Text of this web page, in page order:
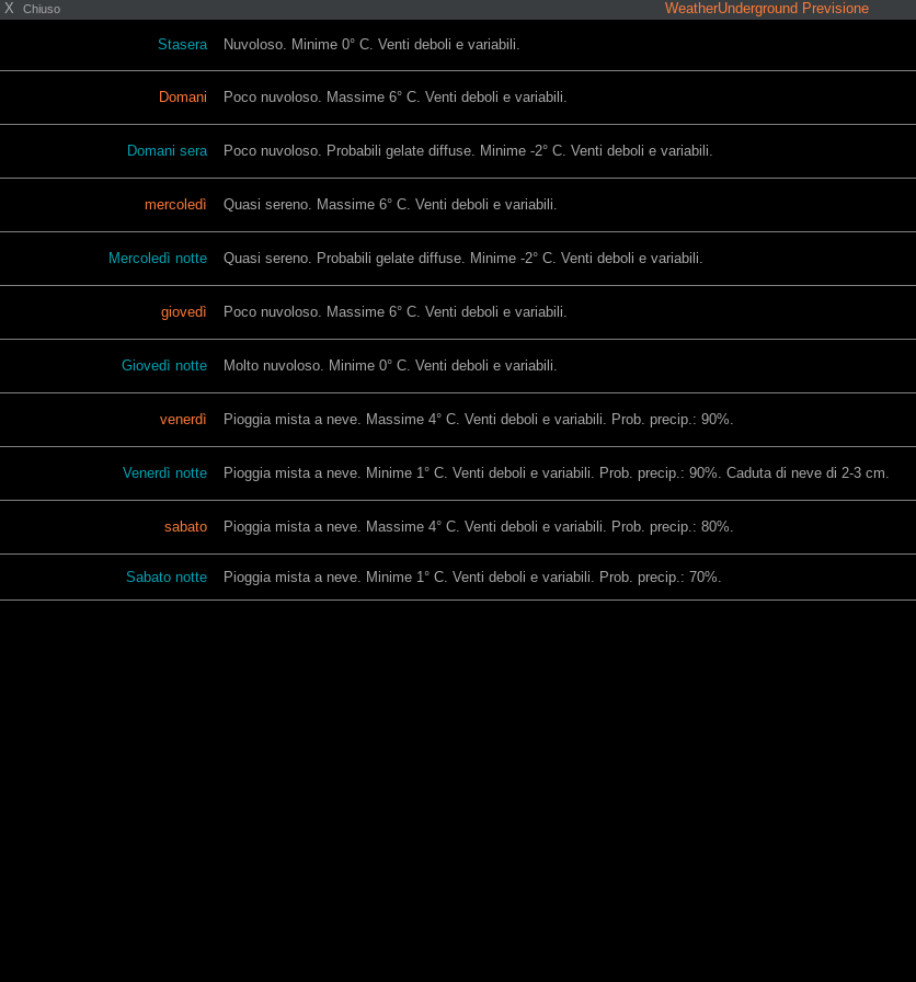
X Chiuso WeatherUnderground Previsione
Stasera Nuvoloso. Minime 0° C. Venti deboli e variabili.
Domani Poco nuvoloso. Massime 6° C. Venti deboli e variabili.
Domani sera Poco nuvoloso. Probabili gelate diffuse. Minime -2° C. Venti deboli e variabili.
mercoledì Quasi sereno. Massime 6° C. Venti deboli e variabili.
Mercoledì notte Quasi sereno. Probabili gelate diffuse. Minime -2° C. Venti deboli e variabili.
giovedì Poco nuvoloso. Massime 6° C. Venti deboli e variabili.
Giovedì notte Molto nuvoloso. Minime 0° C. Venti deboli e variabili.
venerdì Pioggia mista a neve. Massime 4° C. Venti deboli e variabili. Prob. precip.: 90%.
Venerdì notte Pioggia mista a neve. Minime 1° C. Venti deboli e variabili. Prob. precip.: 90%. Caduta di neve di 2-3 cm.
sabato Pioggia mista a neve. Massime 4° C. Venti deboli e variabili. Prob. precip.: 80%.
Sabato notte Pioggia mista a neve. Minime 1° C. Venti deboli e variabili. Prob. precip.: 70%.